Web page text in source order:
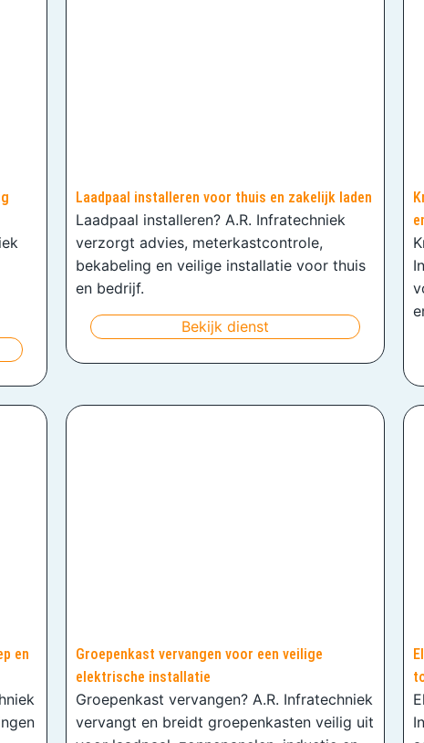
Laadpaal installeren voor thuis en zakelijk laden
Laadpaal installeren? A.R. Infratechniek
verzorgt advies, meterkastcontrole,
bekabeling en veilige installatie voor thuis
en bedrijf.
Bekijk dienst
en
Groepenkast vervangen voor een veilige
elektrische installatie
Groepenkast vervangen? A.R. Infratechniek
vervangt en breidt groepenkasten veilig uit